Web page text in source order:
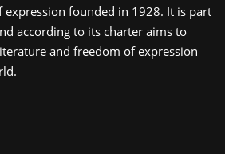
founded in 1928. It is part
according to its charter aims to
and freedom of expression